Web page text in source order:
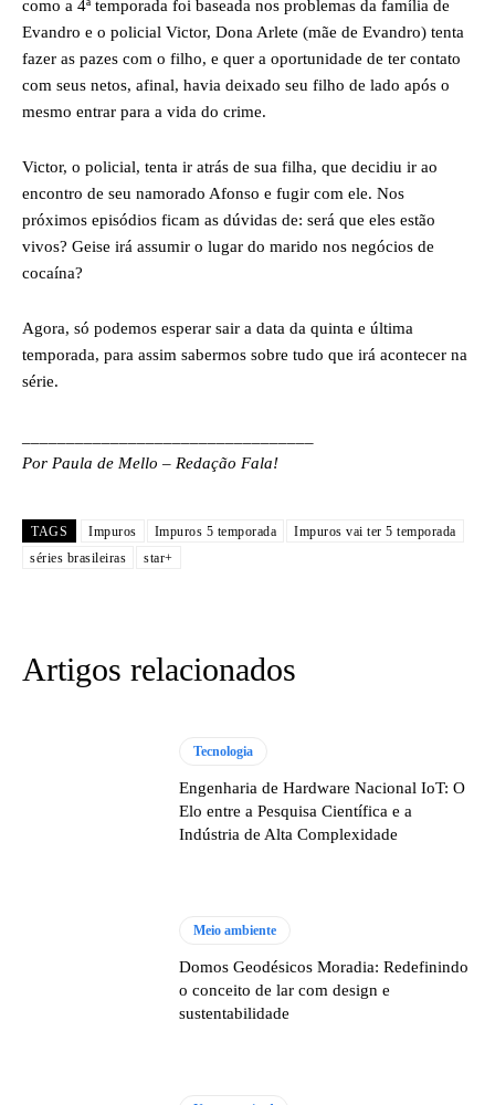
como a 4ª temporada foi baseada nos problemas da família de
Evandro e o policial Victor, Dona Arlete (mãe de Evandro) tenta
fazer as pazes com o filho, e quer a oportunidade de ter contato
com seus netos, afinal, havia deixado seu filho de lado após o
mesmo entrar para a vida do crime.
Victor, o policial, tenta ir atrás de sua filha, que decidiu ir ao
encontro de seu namorado Afonso e fugir com ele. Nos
próximos episódios ficam as dúvidas de: será que eles estão
vivos? Geise irá assumir o lugar do marido nos negócios de
cocaína?
Agora, só podemos esperar sair a data da quinta e última
temporada, para assim sabermos sobre tudo que irá acontecer na
série.
Por Paula de Mello – Redação Fala!
TAGS Impuros Impuros 5 temporada
Impuros vai ter 5 temporada
séries brasileiras
star+
Artigos relacionados
Tecnologia
Engenharia de Hardware Nacional IoT: O
Elo entre a Pesquisa Científica e a
Indústria de Alta Complexidade
Meio ambiente
Domos Geodésicos Moradia: Redefinindo
o conceito de lar com design e
sustentabilidade